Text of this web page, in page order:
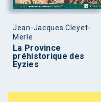
Jean-Jacques Cleyet-
Merle
La Province
préhistorique des
Eyzies